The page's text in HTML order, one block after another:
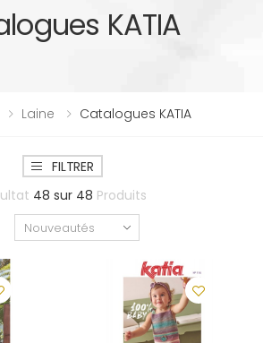
KATIA
Laine Catalogues KATIA
FILTRER
48 sur 48 Produits